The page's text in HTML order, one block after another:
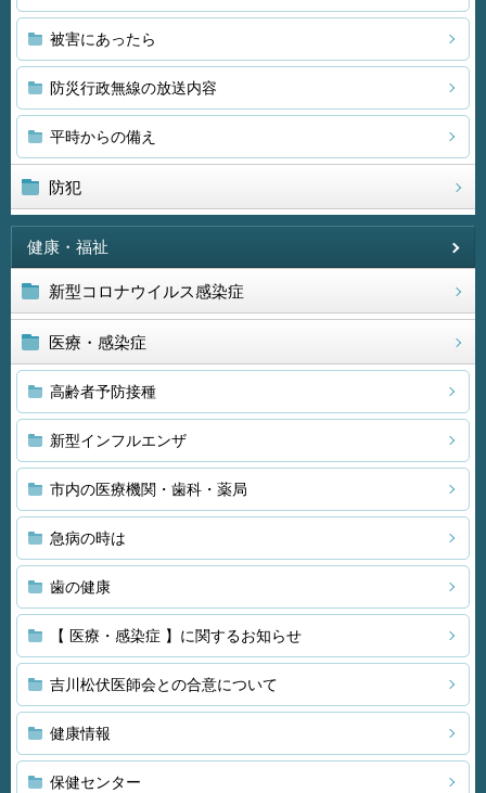
被害にあったら
防災行政無線の放送内容
平時からの備え
防犯
健康・福祉
新型コロナウイルス感染症
医療・感染症
高齢者予防接種
新型インフルエンザ
市内の医療機関・歯科・薬局
急病の時は
歯の健康
【 医療・感染症 】に関するお知らせ
吉川松伏医師会との合意について
健康情報
保健センター